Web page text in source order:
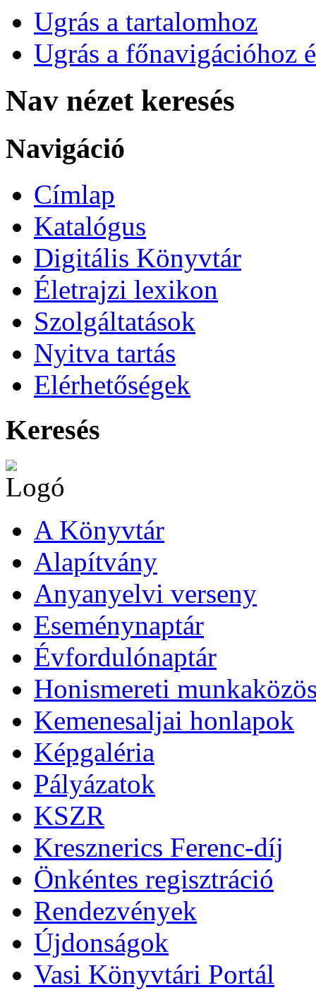
Ugrás a tartalomhoz
Ugrás a főnavigációhoz
Nav nézet keresés
Navigáció
Címlap
Katalógus
Digitális Könyvtár
Életrajzi lexikon
Szolgáltatások
Nyitva tartás
Elérhetőségek
Keresés
A Könyvtár
Alapítvány
Anyanyelvi verseny
Eseménynaptár
Évfordulónaptár
Honismereti
Kemenesaljai honlapok
Képgaléria
Pályázatok
KSZR
Kresznerics Ferenc-díj
Önkéntes regisztráció
Rendezvények
Újdonságok
Vasi Könyvtári Portál